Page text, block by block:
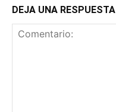
DEJA UNA RESPUESTA